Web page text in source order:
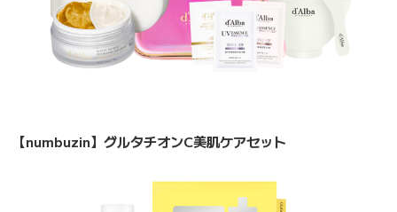
【numbuzin】グルタチオンC美肌ケアセット